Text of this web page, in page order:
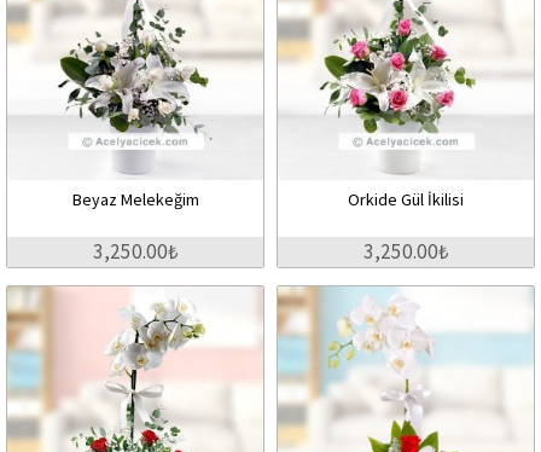
Beyaz Melekeğim
3,250.00₺
Orkide Gül İkilisi
3,250.00₺